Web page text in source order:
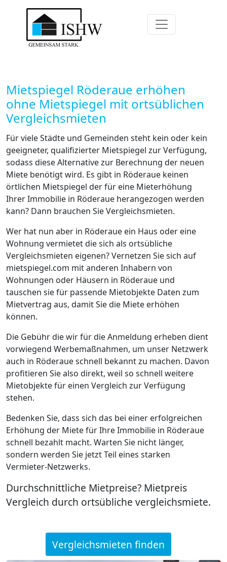
Mietspiegel Röderaue erhöhen
ohne Mietspiegel mit ortsüblichen
Vergleichsmieten
Für viele Städte und Gemeinden steht kein oder kein
geeigneter, qualifizierter Mietspiegel zur Verfügung,
sodass diese Alternative zur Berechnung der neuen
Miete benötigt wird. Es gibt in Röderaue keinen
örtlichen Mietspiegel der für eine Mieterhöhung
Ihrer Immobilie in Röderaue herangezogen werden
kann? Dann brauchen Sie Vergleichsmieten.
Wer hat nun aber in Röderaue ein Haus oder eine
Wohnung vermietet die sich als ortsübliche
Vergleichsmieten eigenen? Vernetzen Sie sich auf
mietspiegel.com mit anderen Inhabern von
Wohnungen oder Häusern in Röderaue und
tauschen sie für passende Mietobjekte Daten zum
Mietvertrag aus, damit Sie die Miete erhöhen
können.
Die Gebühr die wir für die Anmeldung erheben dient
vorwiegend Werbemaßnahmen, um unser Netzwerk
auch in Röderaue schnell bekannt zu machen. Davon
profitieren Sie also direkt, weil so schnell weitere
Mietobjekte für einen Vergleich zur Verfügung
stehen.
Bedenken Sie, dass sich das bei einer erfolgreichen
Erhöhung der Miete für Ihre Immobilie in Röderaue
schnell bezahlt macht. Warten Sie nicht länger,
sondern werden Sie jetzt Teil eines starken
Vermieter-Netzwerks.
Durchschnittliche Mietpreise? Mietpreis
Vergleich durch ortsübliche vergleichsmiete.
Vergleichsmieten finden